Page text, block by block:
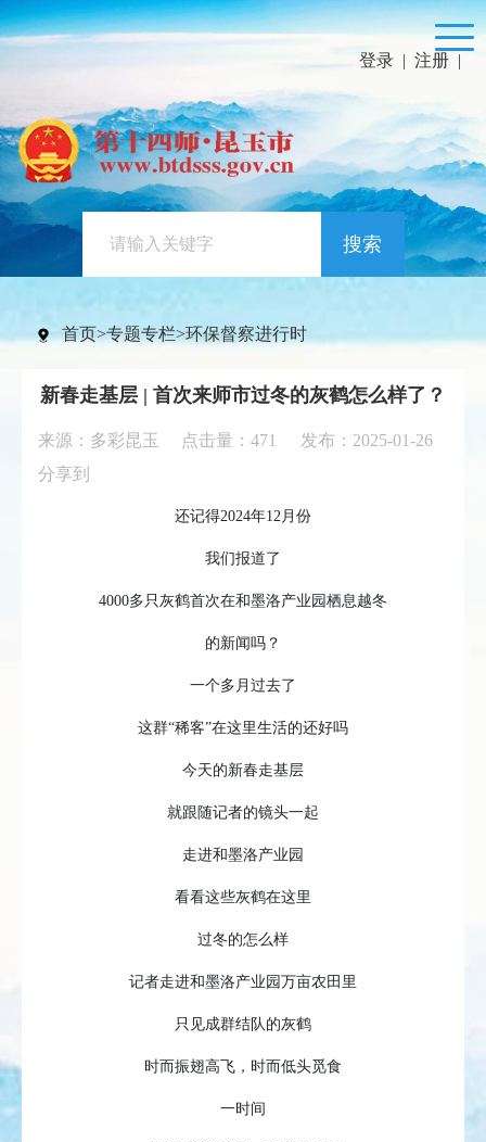
登录 | 注册 |
搜索
首页>专题专栏>环保督察进行时
新春走基层 | 首次来师市过冬的灰鹤怎么样了？
来源：多彩昆玉 点击量： 471
发布：2025-01-26
分享到
还记得2024年12月份
我们报道了
4000多只灰鹤首次在和墨洛产业园栖息越冬
的新闻吗？
一个多月过去了
这群“稀客”在这里生活的还好吗
今天的新春走基层
就跟随记者的镜头一起
走进和墨洛产业园
看看这些灰鹤在这里
过冬的怎么样
记者走进和墨洛产业园万亩农田里
只见成群结队的灰鹤
时而振翅高飞，时而低头觅食
一时间